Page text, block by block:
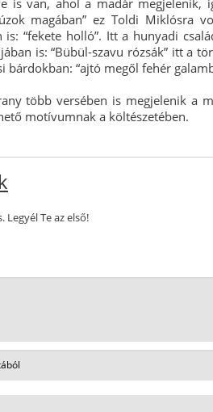
is van, ahol a madár megjelenik,
magában” ez Toldi Miklósra
is: “fekete holló”. Itt a hunyadi
is: “Bübül-szavu rózsák” itt a
bárdokban: “ajtó megől fehér
több versében is megjelenik a
motívumnak a költészetében.
Legyél Te az első!